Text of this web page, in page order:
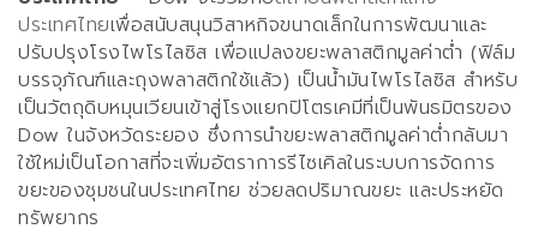
ประเทศไทยเพื่อสนับสนุนวิสาหกิจขนาดเล็กในการพัฒนาและ
ปรับปรุงโรงไพโรไลซิส เพื่อแปลงขยะพลาสติกมูลค่าต่ำ (ฟิล์ม
บรรจุภัณฑ์และถุงพลาสติกใช้แล้ว) เป็นน้ำมันไพโรไลซิส สำหรับ
เป็นวัตถุดิบหมุนเวียนเข้าสู่โรงแยกปิโตรเคมีที่เป็นพันธมิตรของ
Dowในจังหวัดระยอง ซึ่งการนำขยะพลาสติกมูลค่าต่ำกลับมา
ใช้ใหม่เป็นโอกาสที่จะเพิ่มอัตราการรีไซเคิลในระบบการจัดการ
ขยะของชุมชนในประเทศไทย ช่วยลดปริมาณขยะ และประหยัด
ทรัพยากร